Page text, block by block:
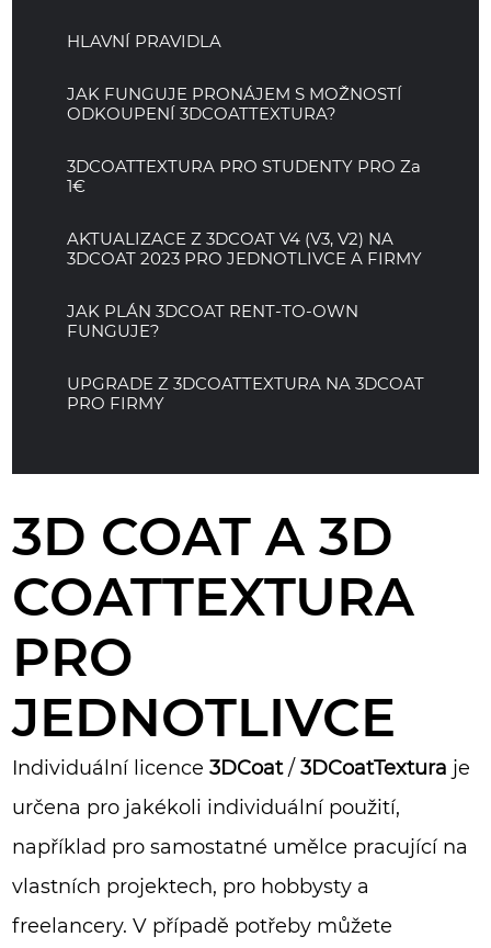
HLAVNÍ PRAVIDLA
JAK FUNGUJE PRONÁJEM S MOŽNOSTÍ
ODKOUPENÍ 3DCOATTEXTURA?
3DCOATTEXTURA PRO STUDENTY PRO Za
1€
AKTUALIZACE Z 3DCOAT V4 (V3, V2) NA
3DCOAT 2023 PRO JEDNOTLIVCE A FIRMY
JAK PLÁN 3DCOAT RENT-TO-OWN
FUNGUJE?
UPGRADE Z 3DCOATTEXTURA NA 3DCOAT
PRO FIRMY
3D COAT A 3D
COATTEXTURA
PRO
JEDNOTLIVCE
Individuální licence3DCoat/3DCoatTextura je
určena pro jakékoli individuální použití,
například pro samostatné umělce pracující na
vlastních projektech, pro hobbysty a
freelancery. V případě potřeby můžete